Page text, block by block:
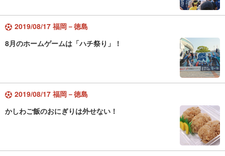
2019/08/17 福岡－徳島
8月のホームゲームは「ハチ祭り」！
2019/08/17 福岡－徳島
かしわご飯のおにぎりは外せない！